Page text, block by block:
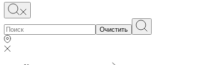
Очистить